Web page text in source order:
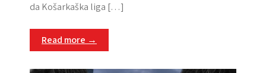
da Košarkaška liga […]
Read more →